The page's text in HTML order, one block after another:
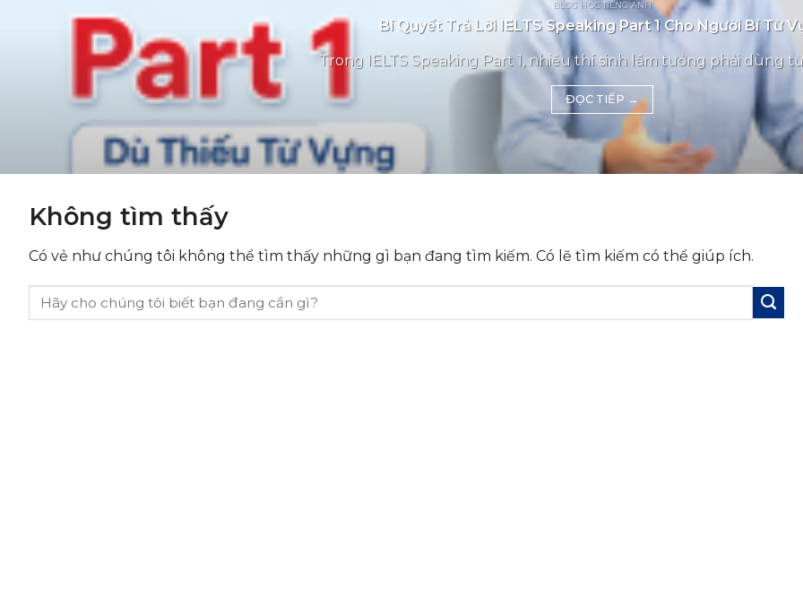
BLOG HỌC TIẾNG ANH
Bí Quyết Trả Lời IELTS Speaking Part 1 Cho Người Bí Từ
Trong IELTS Speaking Part 1, nhiều thí sinh lầm tưởng phải dùng
ĐỌC TIẾP →
Không tìm thấy
Có vẻ như chúng tôi không thể tìm thấy những gì bạn đang tìm kiếm. Có lẽ tìm kiếm có thể giúp ích.